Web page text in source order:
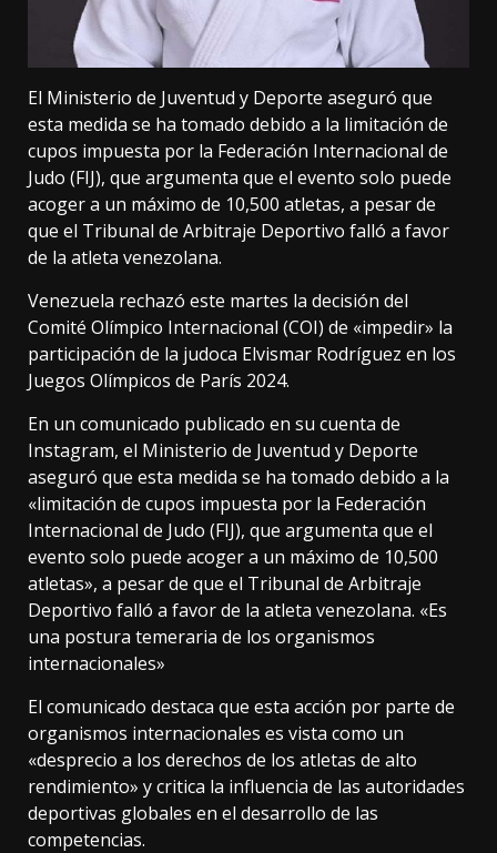
El Ministerio de Juventud y Deporte aseguró que
esta medida se ha tomado debido a la limitación de
cupos impuesta por la Federación Internacional de
Judo (FIJ), que argumenta que el evento solo puede
acoger a un máximo de 10,500 atletas, a pesar de
que el Tribunal de Arbitraje Deportivo falló a favor
de la atleta venezolana.
Venezuela rechazó este martes la decisión del
Comité Olímpico Internacional (COI) de «impedir» la
participación de la judoca Elvismar Rodríguez en los
Juegos Olímpicos de París 2024.
En un comunicado publicado en su cuenta de
Instagram, el Ministerio de Juventud y Deporte
aseguró que esta medida se ha tomado debido a la
«limitación de cupos impuesta por la Federación
Internacional de Judo (FIJ), que argumenta que el
evento solo puede acoger a un máximo de 10,500
atletas», a pesar de que el Tribunal de Arbitraje
Deportivo falló a favor de la atleta venezolana. «Es
una postura temeraria de los organismos
internacionales»
El comunicado destaca que esta acción por parte de
organismos internacionales es vista como un
«desprecio a los derechos de los atletas de alto
rendimiento» y critica la influencia de las autoridades
deportivas globales en el desarrollo de las
competencias.